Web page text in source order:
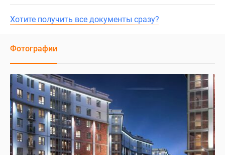
Хотите получить все документы сразу?
Фотографии